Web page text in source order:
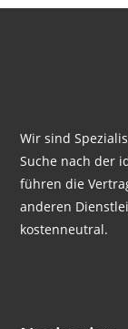
Wir sind
Suche nach der
führen die
anderen
kostenneutral.